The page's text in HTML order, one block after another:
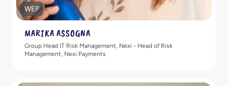
WEP
MARIKA ASSOGNA
Group Head IT Risk Management, Nexi - Head of Risk
Management, Nexi Payments